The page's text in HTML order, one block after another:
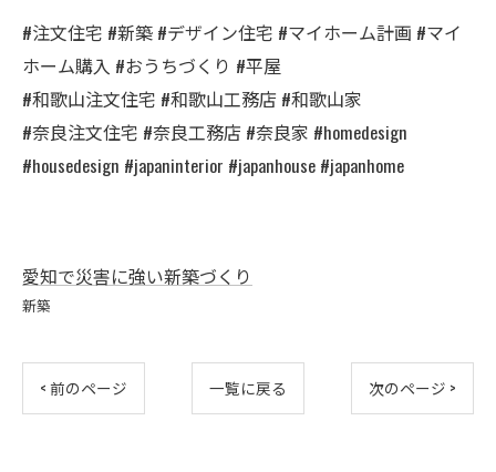
#注文住宅 #新築 #デザイン住宅 #マイホーム計画 #マイ
ホーム購入 #おうちづくり #平屋
#和歌山注文住宅 #和歌山工務店 #和歌山家
#奈良注文住宅 #奈良工務店 #奈良家 #homedesign
#housedesign #japaninterior #japanhouse #japanhome
愛知で災害に強い新築づくり
新築
< 前のページ 一覧に戻る 次のページ >